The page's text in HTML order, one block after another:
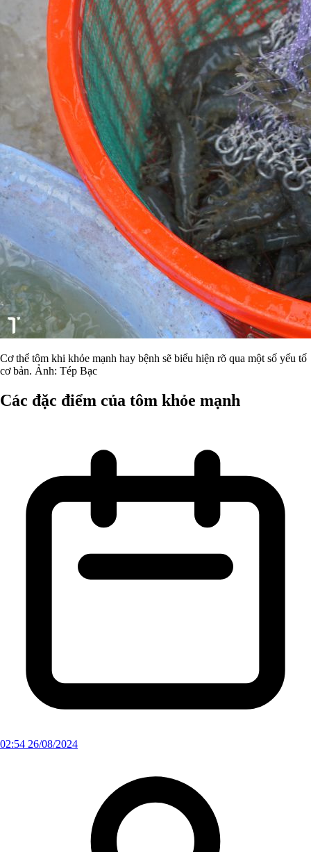
Cơ thể tôm khi khỏe mạnh hay bệnh sẽ biểu hiện rõ qua một số yếu tố
cơ bản. Ảnh: Tép Bạc
Các đặc điểm của tôm khỏe mạnh
02:54 26/08/2024